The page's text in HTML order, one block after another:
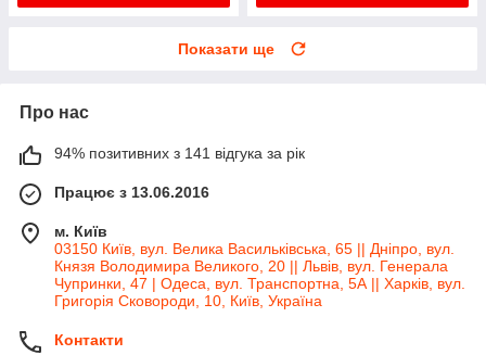
Показати ще
Про нас
94% позитивних з 141 відгука за рік
Працює з 13.06.2016
м. Київ
03150 Київ, вул. Велика Васильківська, 65 || Дніпро, вул.
Князя Володимира Великого, 20 || Львів, вул. Генерала
Чупринки, 47 | Одеса, вул. Транспортна, 5А || Харків, вул.
Григорія Сковороди, 10, Київ, Україна
Контакти